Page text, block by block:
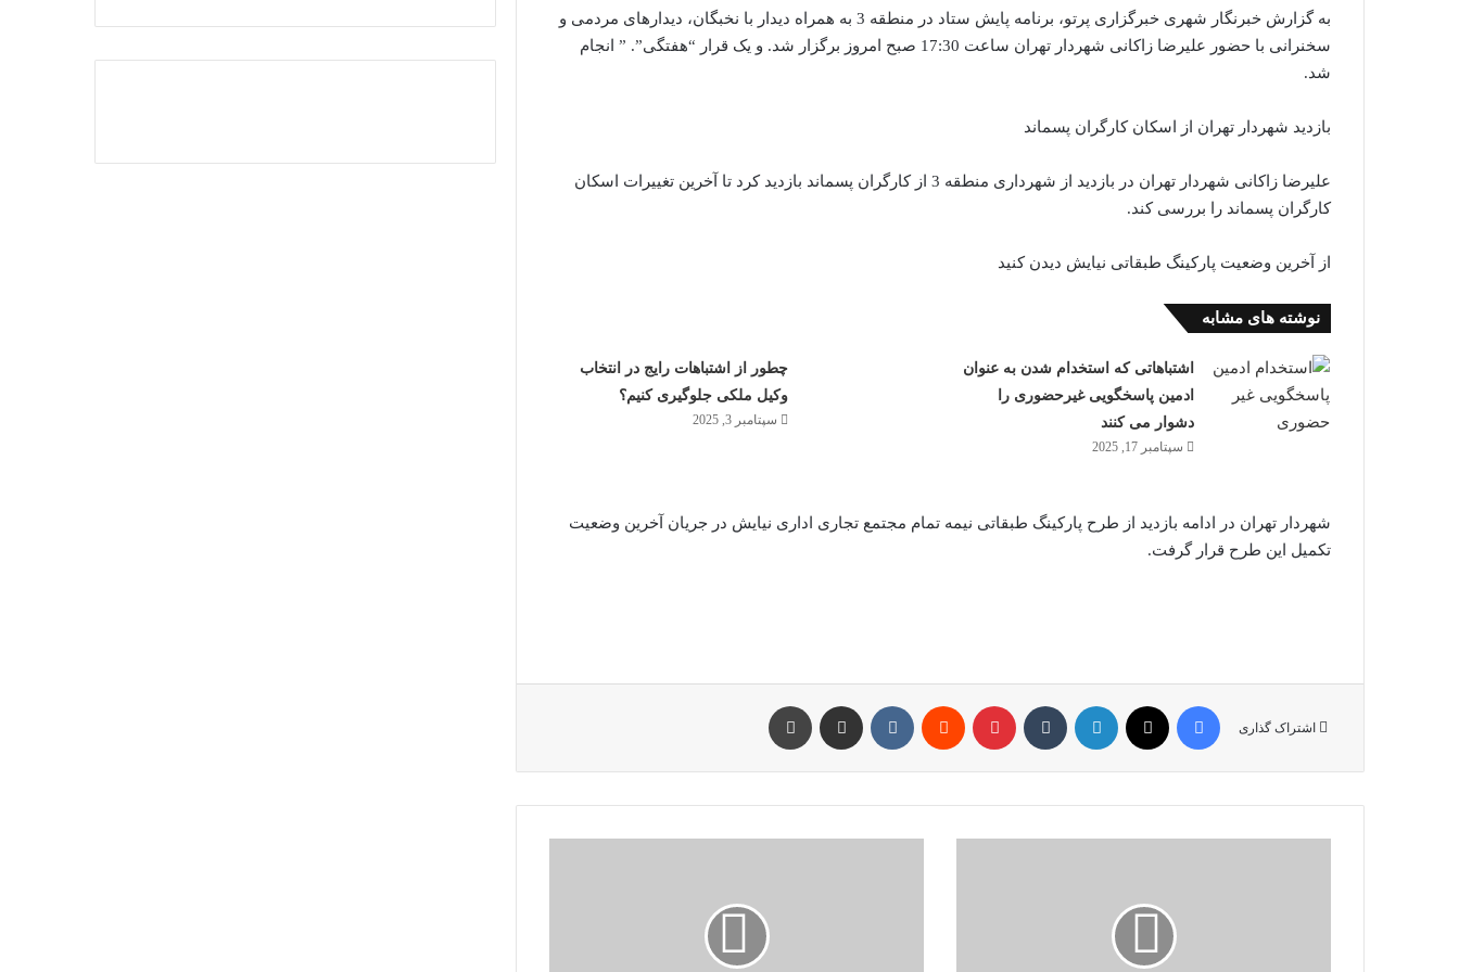
به گزارش خبرنگار شهری خبرگزاری پرتو، برنامه پایش ستاد در منطقه 3 به همراه دیدار با نخبگان، دیدارهای مردمی و
سخنرانی با حضور علیرضا زاکانی شهردار تهران ساعت 17:30 صبح امروز برگزار شد. و یک قرار “هفتگی”. ” انجام
شد.
بازدید شهردار تهران از اسکان کارگران پسماند
علیرضا زاکانی شهردار تهران در بازدید از شهرداری منطقه 3 از کارگران پسماند بازدید کرد تا آخرین تغییرات اسکان
کارگران پسماند را بررسی کند.
از آخرین وضعیت پارکینگ طبقاتی نیایش دیدن کنید
نوشته های مشابه
اشتباهاتی که استخدام شدن به عنوان
ادمین پاسخگویی غیرحضوری را
دشوار می کنند
سپتامبر 17, 2025
چطور از اشتباهات رایج در انتخاب
وکیل ملکی جلوگیری کنیم؟
سپتامبر 3, 2025
شهردار تهران در ادامه بازدید از طرح پارکینگ طبقاتی نیمه تمام مجتمع تجاری اداری نیایش در جریان آخرین وضعیت
تکمیل این طرح قرار گرفت.
اشتراک گذاری
فیس بوک لینکدین ‫تامبلر ‫پین‌ترست ‫رددیت ‫VKontakte اشتراک گذاری از طریق ایمیل